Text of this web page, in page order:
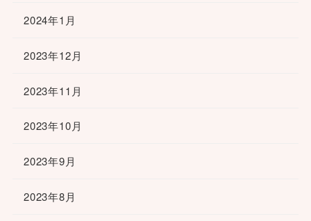
2024年1月
2023年12月
2023年11月
2023年10月
2023年9月
2023年8月